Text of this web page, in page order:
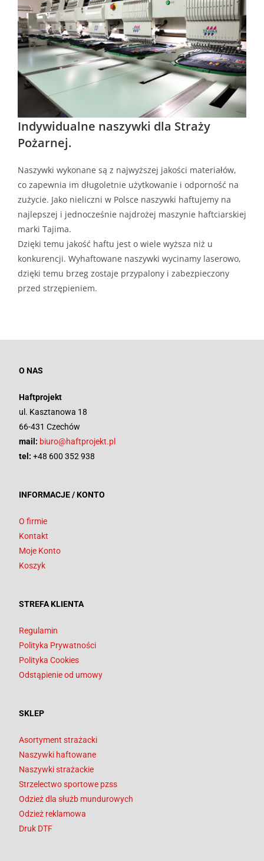
Indywidualne naszywki dla Straży
Pożarnej.
Naszywki wykonane są z najwyższej jakości materiałów,
co zapewnia im długoletnie użytkowanie i odporność na
zużycie. Jako nieliczni w Polsce naszywki haftujemy na
najlepszej i jednocześnie najdrożej maszynie haftciarskiej
marki Tajima.
Dzięki temu jakość haftu jest o wiele wyższa niż u
konkurencji. Wyhaftowane naszywki wycinamy laserowo,
dzięki temu brzeg zostaje przypalony i zabezpieczony
przed strzępieniem.
O NAS
Haftprojekt
ul. Kasztanowa 18
66-431 Czechów
mail: biuro@haftprojekt.pl
tel: +48 600 352 938
INFORMACJE / KONTO
O firmie
Kontakt
Moje Konto
Koszyk
STREFA KLIENTA
Regulamin
Polityka Prywatności
Polityka Cookies
Odstąpienie od umowy
SKLEP
Asortyment strażacki
Naszywki haftowane
Naszywki strażackie
Strzelectwo sportowe pzss
Odzież dla służb mundurowych
Odzież reklamowa
Druk DTF